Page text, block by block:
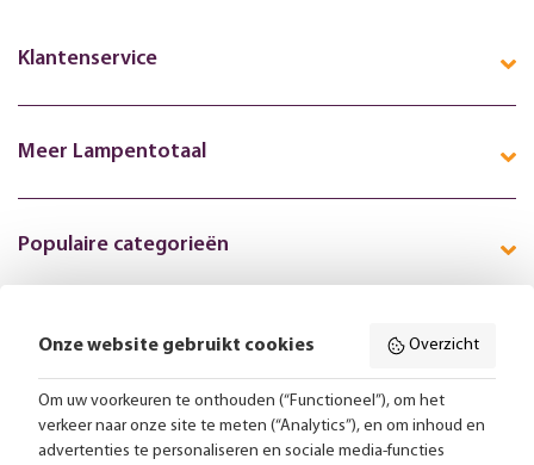
Klantenservice
Meer Lampentotaal
Populaire categorieën
Volg ons online:
Gratis bezorging vanaf 99,-
Onze website gebruikt cookies Overzicht
Om uw voorkeuren te onthouden (“Functioneel”), om het
verkeer naar onze site te meten (“Analytics”), en om inhoud en
advertenties te personaliseren en sociale media-functies